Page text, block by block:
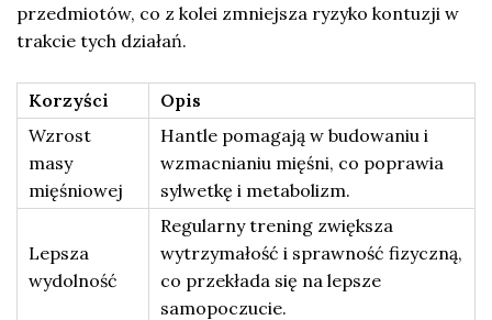
przedmiotów, co z kolei zmniejsza ryzyko kontuzji w
trakcie tych działań.
Korzyści
Opis
Wzrost
masy
mięśniowej
Hantle pomagają w budowaniu i
wzmacnianiu mięśni, co poprawia
sylwetkę i metabolizm.
Lepsza
wydolność
Regularny trening zwiększa
wytrzymałość i sprawność fizyczną,
co przekłada się na lepsze
samopoczucie.